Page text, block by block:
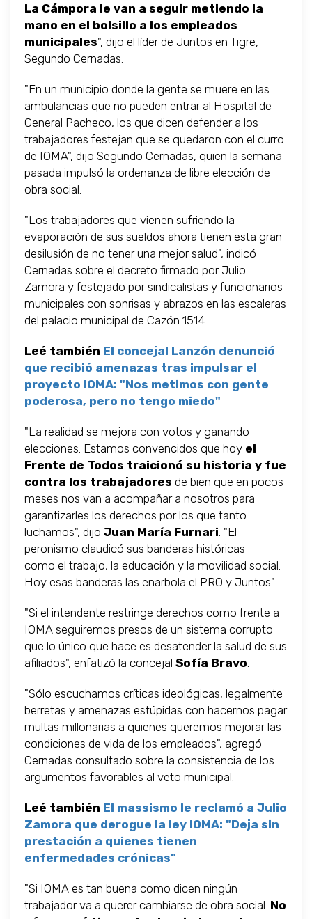
La Cámpora le van a seguir metiendo la
mano en el bolsillo a los empleados
municipales", dijo el líder de Juntos en Tigre,
Segundo Cernadas.
"En un municipio donde la gente se muere en las
ambulancias que no pueden entrar al Hospital de
General Pacheco, los que dicen defender a los
trabajadores festejan que se quedaron con el curro
de IOMA", dijo Segundo Cernadas, quien la semana
pasada impulsó la ordenanza de libre elección de
obra social.
"Los trabajadores que vienen sufriendo la
evaporación de sus sueldos ahora tienen esta gran
desilusión de no tener una mejor salud", indicó
Cernadas sobre el decreto firmado por Julio
Zamora y festejado por sindicalistas y funcionarios
municipales con sonrisas y abrazos en las escaleras
del palacio municipal de Cazón 1514.
Leé también El concejal Lanzón denunció
que recibió amenazas tras impulsar el
proyecto IOMA: "Nos metimos con gente
poderosa, pero no tengo miedo"
"La realidad se mejora con votos y ganando
elecciones. Estamos convencidos que hoy el
Frente de Todos traicionó su historia y fue
contra los trabajadores de bien que en pocos
meses nos van a acompañar a nosotros para
garantizarles los derechos por los que tanto
luchamos", dijo Juan María Furnari. "El
peronismo claudicó sus banderas históricas
como el trabajo, la educación y la movilidad social.
Hoy esas banderas las enarbola el PRO y Juntos".
"Si el intendente restringe derechos como frente a
IOMA seguiremos presos de un sistema corrupto
que lo único que hace es desatender la salud de sus
afiliados", enfatizó la concejal Sofía Bravo.
"Sólo escuchamos críticas ideológicas, legalmente
berretas y amenazas estúpidas con hacernos pagar
multas millonarias a quienes queremos mejorar las
condiciones de vida de los empleados", agregó
Cernadas consultado sobre la consistencia de los
argumentos favorables al veto municipal.
Leé también El massismo le reclamó a Julio
Zamora que derogue la ley IOMA: "Deja sin
prestación a quienes tienen
enfermedades crónicas"
"Si IOMA es tan buena como dicen ningún
trabajador va a querer cambiarse de obra social. No